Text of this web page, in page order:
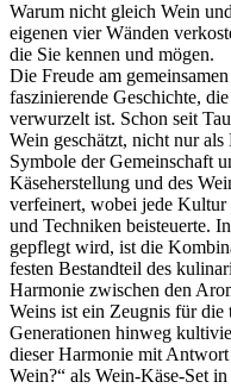
Warum nicht gleich Wein
eigenen vier Wänden
die Sie kennen und mögen.
Die Freude am
faszinierende Geschichte,
verwurzelt ist. Schon seit
Wein geschätzt, nicht nur
Symbole der Gemeinschaft
Käseherstellung und des
verfeinert, wobei jede Kultur
und Techniken beisteuerte.
gepflegt wird, ist die
festen Bestandteil des
Harmonie zwischen den
Weins ist ein Zeugnis für
Generationen hinweg
dieser Harmonie mit
Wein?“ als Wein-Käse-Set